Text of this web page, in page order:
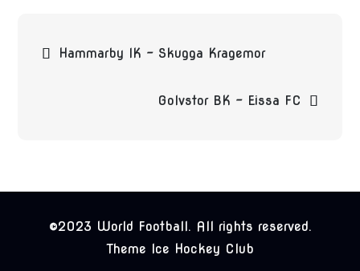
Beitragsnavigation
Hammarby IK – Skugga Kragemor
Golvstor BK – Eissa FC
©2023 World Football. All rights reserved.
Theme Ice Hockey Club